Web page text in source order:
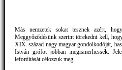
Más nemzetek sokat tesznek azért,
Meggyőződésünk szerint törekedni kell,
XIX. század nagy magyar gondolkodóját,
István grófot jobban megismerhessék.
lefordítását célozzuk meg.